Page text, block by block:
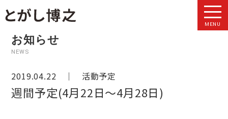
MENU
お知らせ
NEWS
2019.04.22 ｜ 活動予定
週間予定(4月22日～4月28日)